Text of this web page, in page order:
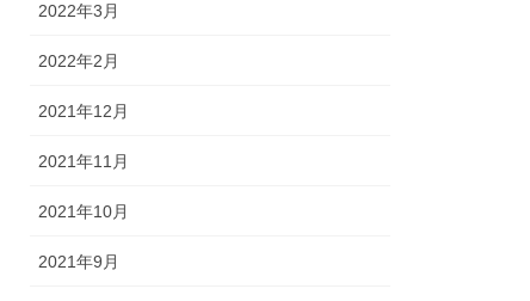
2022年3月
2022年2月
2021年12月
2021年11月
2021年10月
2021年9月